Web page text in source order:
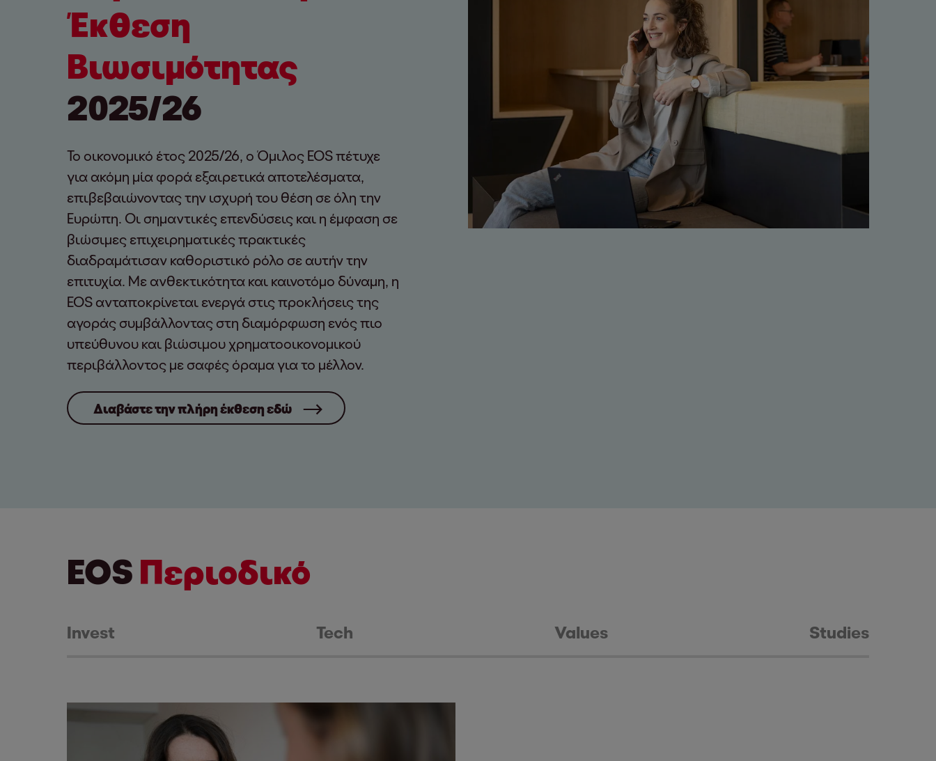
Έκθεση
Βιωσιμότητας
2025/26
Το οικονομικό έτος 2025/26, ο Όμιλος EOS πέτυχε
για ακόμη μία φορά εξαιρετικά αποτελέσματα,
επιβεβαιώνοντας την ισχυρή του θέση σε όλη την
Ευρώπη. Οι σημαντικές επενδύσεις και η έμφαση σε
βιώσιμες επιχειρηματικές πρακτικές
διαδραμάτισαν καθοριστικό ρόλο σε αυτήν την
επιτυχία. Με ανθεκτικότητα και καινοτόμο δύναμη, η
EOS ανταποκρίνεται ενεργά στις προκλήσεις της
αγοράς συμβάλλοντας στη διαμόρφωση ενός πιο
υπεύθυνου και βιώσιμου χρηματοοικονομικού
περιβάλλοντος με σαφές όραμα για το μέλλον.
Διαβάστε την πλήρη έκθεση εδώ
EOS Περιοδικό
Invest Tech Values Studies